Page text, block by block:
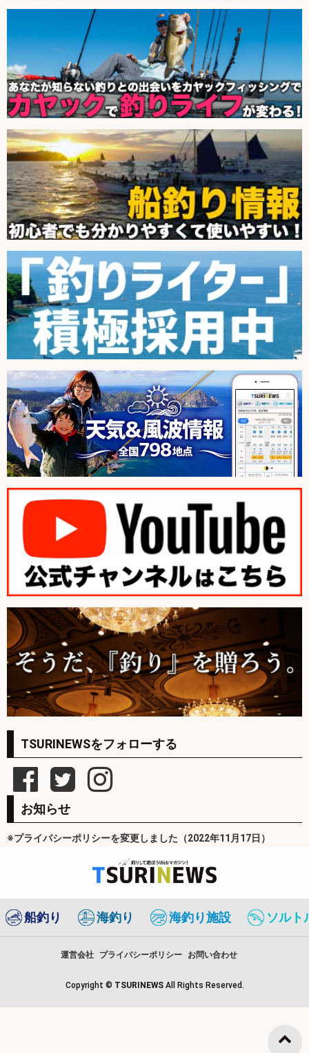
TSURINEWSをフォローする
お知らせ
※プライバシーポリシーを変更しました（2022年11月17日）
船釣り 海釣り 海釣り施設 ソルト
運営会社 プライバシーポリシー お問い合わせ
Copyright © TSURINEWS All Rights Reserved.